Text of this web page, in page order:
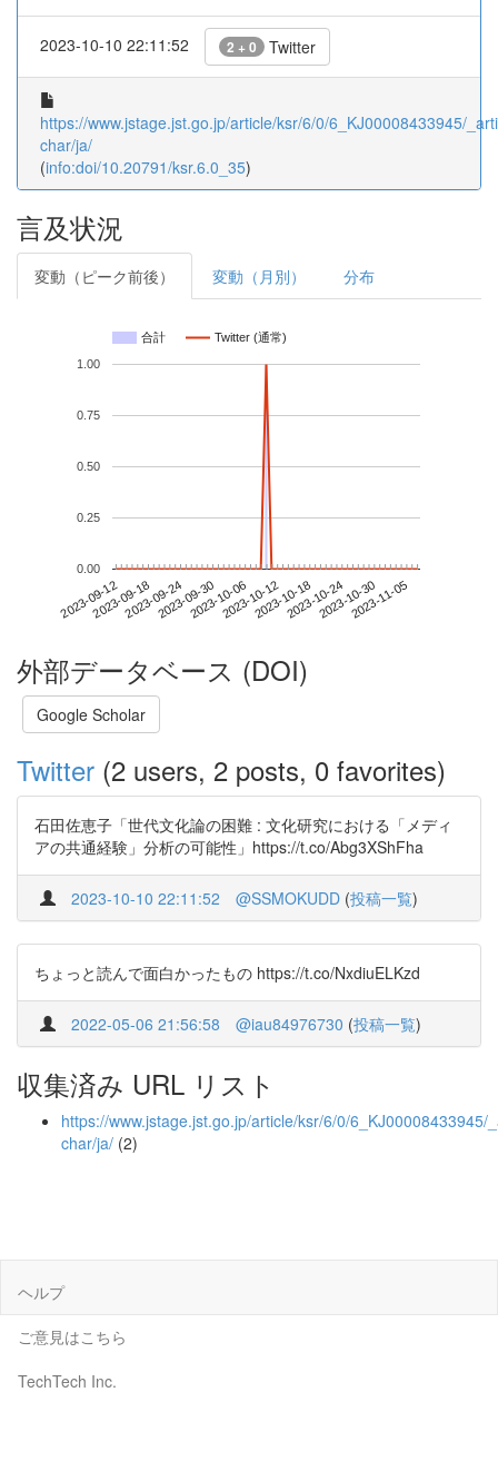
2023-10-10 22:11:52 2 + 0 Twitter
https://www.jstage.jst.go.jp/article/ksr/6/0/6_KJ00008433945/
char/ja/
(info:doi/10.20791/ksr.6.0_35)
言及状況
変動（ピーク前後） 変動（月別） 分布
合計 Twitter (通常)
2023-09-122023-09-182023-09-242023-09-302023-10-062023-10-122023-10-182023-10-242023-10-302023-11-05
0.00
0.25
0.50
0.75
1.00
外部データベース (DOI)
Google Scholar
Twitter (2 users, 2 posts, 0 favorites)
石田佐恵子「世代文化論の困難 : 文化研究における「メディ
アの共通経験」分析の可能性」https://t.co/Abg3XShFha
2023-10-10 22:11:52 @SSMOKUDD (投稿一覧)
ちょっと読んで面白かったもの https://t.co/NxdiuELKzd
2022-05-06 21:56:58 @iau84976730 (投稿一覧)
収集済み URL リスト
https://www.jstage.jst.go.jp/article/ksr/6/0/6_KJ00008433945/
char/ja/ (2)
ヘルプ
ご意見はこちら
TechTech Inc.